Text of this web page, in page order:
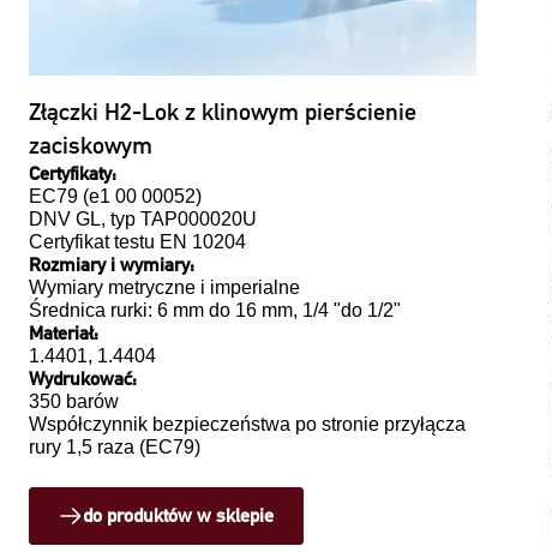
Złączki H2-Lok z klinowym pierścienie
zaciskowym
Certyfikaty:
EC79 (e1 00 00052)
DNV GL, typ TAP000020U
Certyfikat testu EN 10204
Rozmiary i wymiary:
Wymiary metryczne i imperialne
Średnica rurki: 6 mm do 16 mm, 1/4 "do 1/2"
Materiał:
1.4401, 1.4404
Wydrukować:
350 barów
Współczynnik bezpieczeństwa po stronie przyłącza
rury 1,5 raza (EC79)
do produktów w sklepie